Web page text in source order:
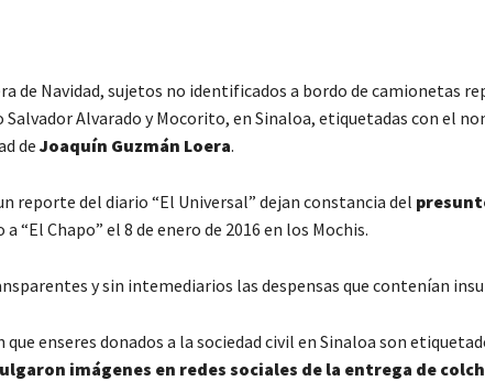
de Navidad, sujetos no identificados a bordo de camionetas
Alvarado y Mocorito, en Sinaloa, etiquetadas con el
de Joaquín Guzmán Loera.
reporte del diario “El Universal” dejan constancia del
“El Chapo” el 8 de enero de 2016 en los Mochis.
y sin intemediarios las despensas que contenían
enseres donados a la sociedad civil en Sinaloa son
imágenes en redes sociales de la entrega de